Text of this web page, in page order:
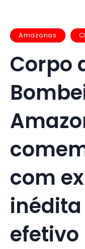
Amazonas
Corpo
com
efetivo